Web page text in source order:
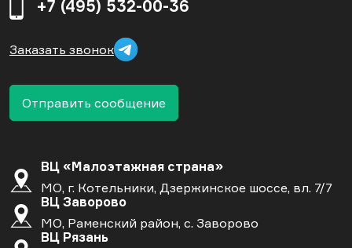
+7 (495) 532-00-36
Заказать звонок
Отправить сообщение
ВЦ «Малоэтажная страна»
МО, г. Котельники, Дзержинское шоссе, вл. 7/7
ВЦ Заворово
МО, Раменский район, с. Заворово
ВЦ Рязань